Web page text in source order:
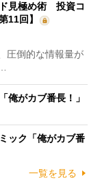
ド見極め術 投資コ
11回】
圧倒的な情報量が
がカブ番長！」
ック「俺がカブ番
一覧を見る